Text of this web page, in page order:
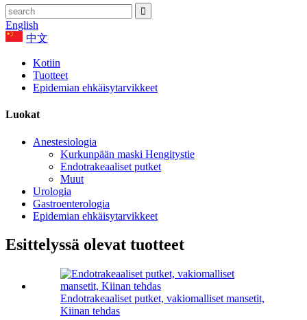
English
中文
Kotiin
Tuotteet
Epidemian ehkäisytarvikkeet
Luokat
Anestesiologia
Kurkunpään maski Hengitystie
Endotrakeaaliset putket
Muut
Urologia
Gastroenterologia
Epidemian ehkäisytarvikkeet
Esittelyssä olevat tuotteet
Endotrakeaaliset putket, vakiomalliset mansetit,
Kiinan tehdas